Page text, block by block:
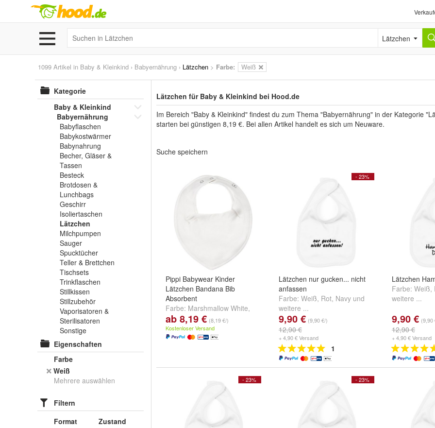
Lätzchen
1099 Artikel in Baby & Kleinkind › Babyernährung › Lätzchen > Farbe: Weiß
Kategorie
Baby & Kleinkind
Babyernährung
Babyflaschen
Babykostwärmer
Babynahrung
Becher, Gläser &
Tassen
Besteck
Brotdosen &
Lunchbags
Geschirr
Isoliertaschen
Lätzchen
Milchpumpen
Sauger
Spucktücher
Teller & Brettchen
Tischsets
Trinkflaschen
Stillkissen
Stillzubehör
Vaporisatoren &
Sterilisatoren
Sonstige
Eigenschaften
Farbe
Weiß
Mehrere auswählen
Filtern
Format
Zustand
Lätzchen für Baby & Kleinkind bei Hood.de
Im Bereich "Baby & Kleinkind" findest du zum Thema "Babyernährung" in der Kategorie
starten bei günstigen 8,19 €. Bei allen Artikel handelt es sich um Neuware.
Suche speichern
Pippi Babywear Kinder
Lätzchen Bandana Bib
Absorbent
Farbe: Marshmallow White,
Grey,Violet Iceundweitere ...
ab 8,19 € (8,19 €/)
Kostenloser Versand
- 23%
Lätzchen nur gucken... nicht
anfassen
Farbe: Weiß, Rot, Navy und
weitere ...
9,90 € (9,90 €/)
12,90 €
+ 4,90 € Versand
1
Lätzchen
Farbe: Weiß,
weitere ...
9,90 € (9,90
12,90 €
+ 4,90 € Versand
- 23% - 23%